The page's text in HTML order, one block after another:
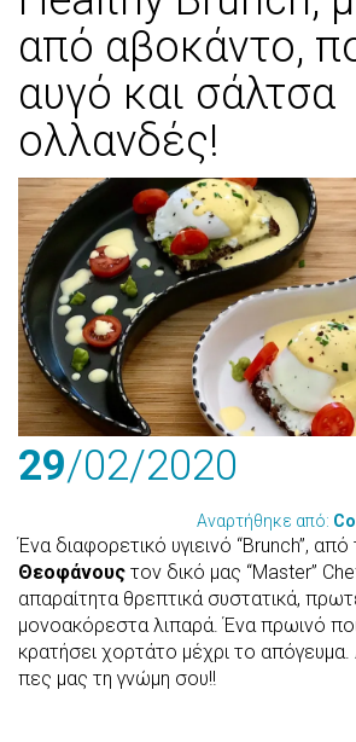
από αβοκάντο,
αυγό και σάλτσα
ολλανδές!
29/02/2020
Αναρτήθηκε από:
Ένα διαφορετικό υγιεινό “Brunch”, από
Θεοφάνους τον δικό μας “Master”
απαραίτητα θρεπτικά συστατικά,
μονοακόρεστα λιπαρά. Ένα πρωινό
κρατήσει χορτάτο μέχρι το απόγευμα.
πες μας τη γνώμη σου!!